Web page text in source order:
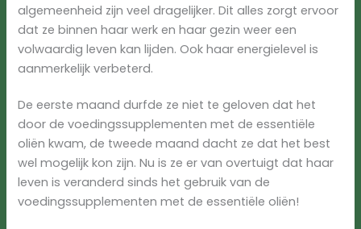
algemeenheid zijn veel dragelijker. Dit alles zorgt ervoor
dat ze binnen haar werk en haar gezin weer een
volwaardig leven kan lijden. Ook haar energielevel is
aanmerkelijk verbeterd.
De eerste maand durfde ze niet te geloven dat het
door de voedingssupplementen met de essentiële
oliën kwam, de tweede maand dacht ze dat het best
wel mogelijk kon zijn. Nu is ze er van overtuigt dat haar
leven is veranderd sinds het gebruik van de
voedingssupplementen met de essentiële oliën!